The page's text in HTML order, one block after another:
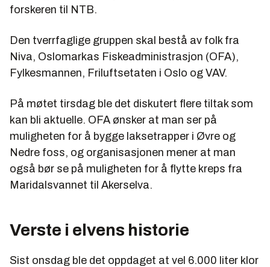
forskeren til NTB.
Den tverrfaglige gruppen skal bestå av folk fra
Niva, Oslomarkas Fiskeadministrasjon (OFA),
Fylkesmannen, Friluftsetaten i Oslo og VAV.
På møtet tirsdag ble det diskutert flere tiltak som
kan bli aktuelle. OFA ønsker at man ser på
muligheten for å bygge laksetrapper i Øvre og
Nedre foss, og organisasjonen mener at man
også bør se på muligheten for å flytte kreps fra
Maridalsvannet til Akerselva.
Verste i elvens historie
Sist onsdag ble det oppdaget at vel 6.000 liter klor